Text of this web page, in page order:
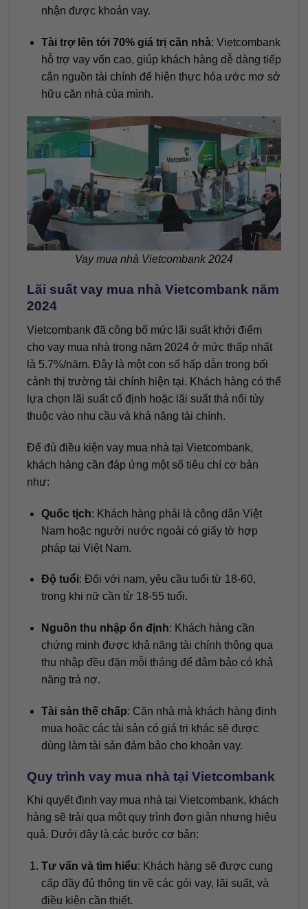
nhận được khoản vay.
Tài trợ lên tới 70% giá trị căn nhà: Vietcombank
hỗ trợ vay vốn cao, giúp khách hàng dễ dàng tiếp
cận nguồn tài chính để hiện thực hóa ước mơ sở
hữu căn nhà của mình.
Vay mua nhà Vietcombank 2024
Lãi suất vay mua nhà Vietcombank năm
2024
Vietcombank đã công bố mức lãi suất khởi điểm
cho vay mua nhà trong năm 2024 ở mức thấp nhất
là 5.7%/năm. Đây là một con số hấp dẫn trong bối
cảnh thị trường tài chính hiện tại. Khách hàng có thể
lựa chọn lãi suất cố định hoặc lãi suất thả nổi tùy
thuộc vào nhu cầu và khả năng tài chính.
Để đủ điều kiện vay mua nhà tại Vietcombank,
khách hàng cần đáp ứng một số tiêu chí cơ bản
như:
Quốc tịch: Khách hàng phải là công dân Việt
Nam hoặc người nước ngoài có giấy tờ hợp
pháp tại Việt Nam.
Độ tuổi: Đối với nam, yêu cầu tuổi từ 18-60,
trong khi nữ cần từ 18-55 tuổi.
Nguồn thu nhập ổn định: Khách hàng cần
chứng minh được khả năng tài chính thông qua
thu nhập đều đặn mỗi tháng để đảm bảo có khả
năng trả nợ.
Tài sản thế chấp: Căn nhà mà khách hàng định
mua hoặc các tài sản có giá trị khác sẽ được
dùng làm tài sản đảm bảo cho khoản vay.
Quy trình vay mua nhà tại Vietcombank
Khi quyết định vay mua nhà tại Vietcombank, khách
hàng sẽ trải qua một quy trình đơn giản nhưng hiệu
quả. Dưới đây là các bước cơ bản:
Tư vấn và tìm hiểu: Khách hàng sẽ được cung
cấp đầy đủ thông tin về các gói vay, lãi suất, và
điều kiện cần thiết.